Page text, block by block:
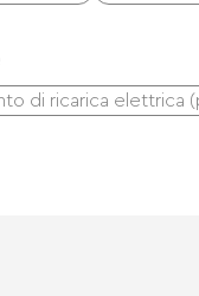
di ricarica elettrica